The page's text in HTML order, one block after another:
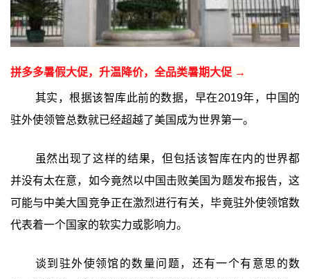
拼多多暑假大促，升温降价，全品类暑期大促 →
其实，根据该智库此前的数据，早在2019年，中国的
驻外使领管总数就已经超越了美国成为世界第一。
虽然出现了这样的结果，但包括该智库在内的世界都
并没有太在意，如今竟然以中国击败美国为题发布报告，这
可能与中美大国竞争正在激烈进行有关，毕竟驻外使领馆数
代表着一个国家的软实力或影响力。
谈到驻外使领馆的数量问题，还有一个有意思的数